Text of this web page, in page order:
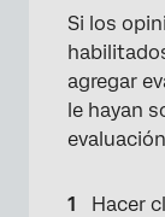
Si los
agregar
le hayan
Hacer